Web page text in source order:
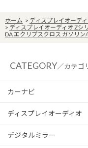
ホーム > ディスプレイオーデ
> ディスプレイオーディオ Zシ
DA エクリプスクロス ガソリ
CATEGORY／カテゴ
カーナビ
ディスプレイオーディオ
デジタルミラー